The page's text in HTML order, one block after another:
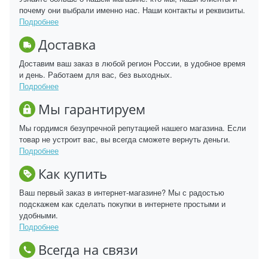
почему они выбрали именно нас. Наши контакты и реквизиты.
Подробнее
Доставка
Доставим ваш заказ в любой регион России, в удобное время
и день. Работаем для вас, без выходных.
Подробнее
Мы гарантируем
Мы гордимся безупречной репутацией нашего магазина. Если
товар не устроит вас, вы всегда сможете вернуть деньги.
Подробнее
Как купить
Ваш первый заказ в интернет-магазине? Мы с радостью
подскажем как сделать покупки в интернете простыми и
удобными.
Подробнее
Всегда на связи